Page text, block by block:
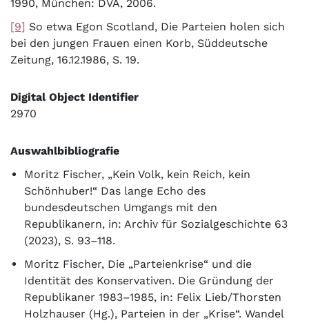
1990, München: DVA, 2006.
[9] So etwa Egon Scotland, Die Parteien holen sich
bei den jungen Frauen einen Korb, Süddeutsche
Zeitung, 16.12.1986, S. 19.
Digital Object Identifier
2970
Auswahlbibliografie
Moritz Fischer, „Kein Volk, kein Reich, kein
Schönhuber!“ Das lange Echo des
bundesdeutschen Umgangs mit den
Republikanern, in: Archiv für Sozialgeschichte 63
(2023), S. 93–118.
Moritz Fischer, Die „Parteienkrise“ und die
Identität des Konservativen. Die Gründung der
Republikaner 1983–1985, in: Felix Lieb/Thorsten
Holzhauser (Hg.), Parteien in der „Krise“. Wandel